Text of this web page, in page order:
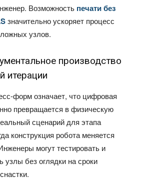
Возможность печати без
значительно ускоряет процесс
узлов.
производство
итерации
форм означает, что цифровая
превращается в физическую
сценарий для этапа
конструкция робота меняется
могут тестировать и
узлы без оглядки на сроки